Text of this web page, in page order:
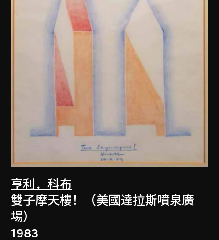
亨利．科布
雙子摩天樓！（美國達拉斯噴泉廣
場）
1983